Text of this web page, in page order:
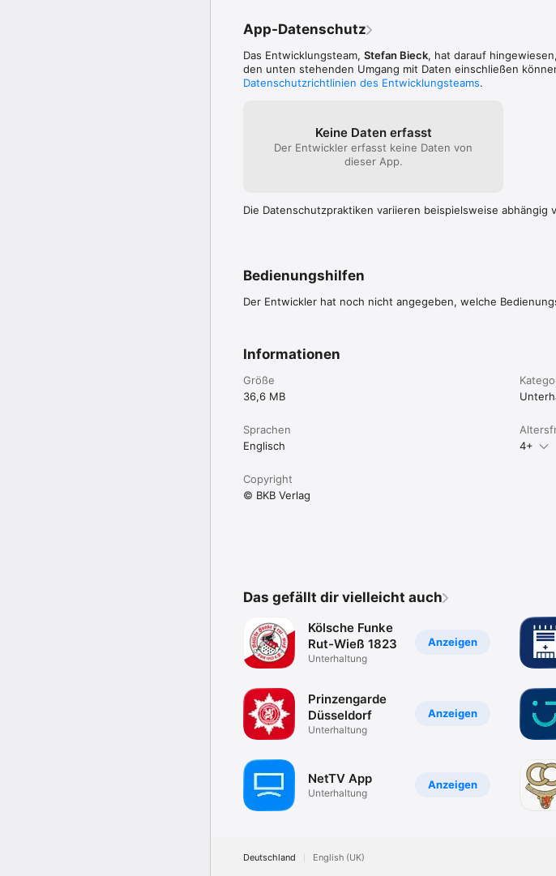
App-Datenschutz
Das Entwicklungsteam, Stefan Bieck, hat darauf
den unten stehenden Umgang mit Daten einschließen
Datenschutzrichtlinien des Entwicklungsteams.
Keine Daten erfasst
Der Entwickler erfasst keine Daten von
dieser App.
Die Datenschutzpraktiken variieren beispielsweise
Bedienungshilfen
Der Entwickler hat noch nicht angegeben, welche
Informationen
Größe
36,6 MB
Sprachen
Englisch
4+
Copyright
© BKB Verlag
Das gefällt dir vielleicht auch
Anzeigen
Kölsche Funke
Rut-Wieß 1823
Unterhaltung
Anzeigen
Prinzengarde
Düsseldorf
Unterhaltung
Anzeigen
NetTV App
Unterhaltung
Deutschland English (UK)